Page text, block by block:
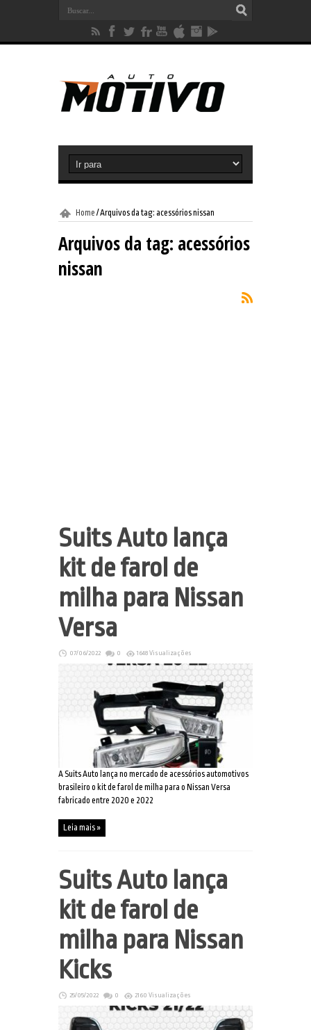
Home /Arquivos da tag: acessórios nissan
Arquivos da tag: acessórios
nissan
Suits Auto lança
kit de farol de
milha para Nissan
Versa
07/06/2022 0 1648 Visualizações
A Suits Auto lança no mercado de acessórios automotivos
brasileiro o kit de farol de milha para o Nissan Versa
fabricado entre 2020 e 2022
Leia mais »
Suits Auto lança
kit de farol de
milha para Nissan
Kicks
25/05/2022 0 2160 Visualizações